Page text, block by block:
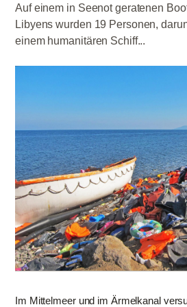
Auf einem in Seenot geratenen
Libyens wurden 19 Personen,
einem humanitären Schiff...
Im Mittelmeer und im Ärmelkanal